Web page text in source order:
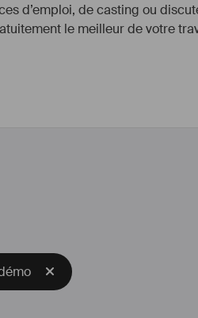
d’emploi, de casting ou
le meilleur de votre
Strasbourg (TNS) en 2007.
de Bernard Bloch (Nathan
Pankov (Le Syndrôme
(Le Précepteur, Lenz),
Claire Nicolas (Peanuts,
(Bérénice, Racine),